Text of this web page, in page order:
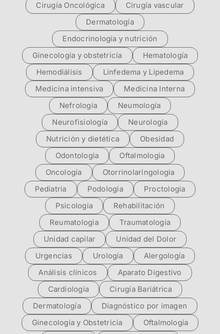
Cirugía Oncológica
Cirugía vascular
Dermatología
Endocrinología y nutrición
Ginecología y obstetricía
Hematología
Hemodiálisis
Linfedema y Lipedema
Medicina intensiva
Medicina Interna
Nefrología
Neumología
Neurofisiología
Neurología
Nutrición y dietética
Obesidad
Odontologia
Oftalmologia
Oncología
Otorrinolaringologia
Pediatria
Podologia
Proctologia
Psicologia
Rehabilitación
Reumatologia
Traumatología
Unidad capilar
Unidad del Dolor
Urgencias
Urología
Alergología
Análisis clínicos
Aparato Digestivo
Cardiología
Cirugía Bariátrica
Dermatología
Diagnóstico por imagen
Ginecologia y Obstetricia
Oftalmología